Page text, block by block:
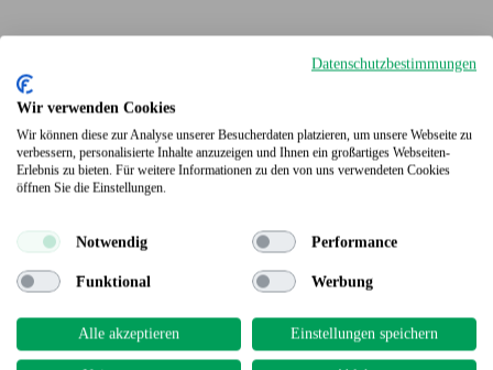
Terrassendielen
Datenschutzbestimmungen
Wir verwenden Cookies
Wir können diese zur Analyse unserer Besucherdaten platzieren, um unsere Webseite zu
verbessern, personalisierte Inhalte anzuzeigen und Ihnen ein großartiges Webseiten-
Erlebnis zu bieten. Für weitere Informationen zu den von uns verwendeten Cookies
öffnen Sie die Einstellungen.
Notwendig Performance
Funktional Werbung
Alle akzeptieren Einstellungen speichern